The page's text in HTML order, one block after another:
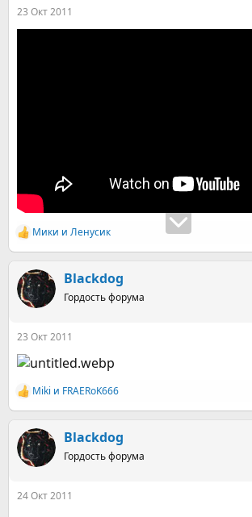
23 Окт 2011
Р
е
к
ц
и
Мики и Ленусик
Blackdog
Гордость форума
23 Окт 2011
Р
е
к
ц
и
Miki и FRAERoK666
Blackdog
Гордость форума
24 Окт 2011